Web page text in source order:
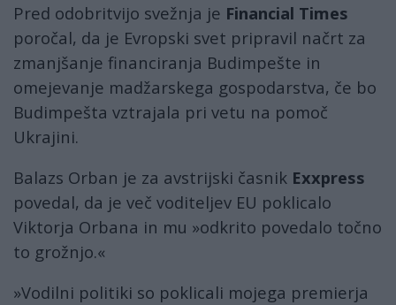
Pred odobritvijo svežnja je Financial Times
poročal, da je Evropski svet pripravil načrt za
zmanjšanje financiranja Budimpešte in
omejevanje madžarskega gospodarstva, če bo
Budimpešta vztrajala pri vetu na pomoč
Ukrajini.
Balazs Orban je za avstrijski časnik Exxpress
povedal, da je več voditeljev EU poklicalo
Viktorja Orbana in mu »odkrito povedalo točno
to grožnjo.«
»Vodilni politiki so poklicali mojega premierja